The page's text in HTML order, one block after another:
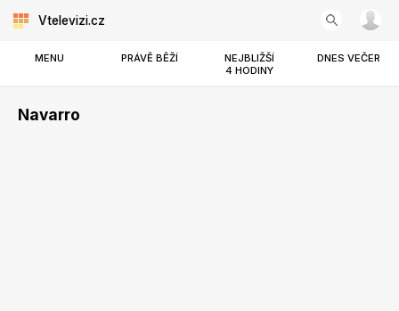
Vtelevizi.cz
MENU PRÁVĚ BĚŽÍ
NEJBLIŽŠÍ
4 HODINY
DNES VEČER
Navarro